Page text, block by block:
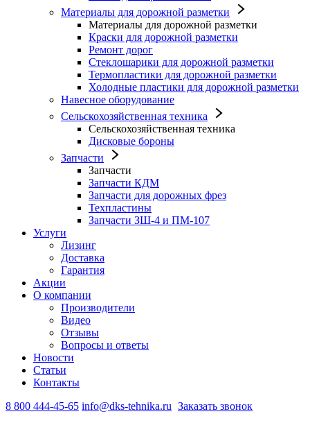
Материалы для дорожной разметки
Материалы для дорожной разметки
Краски для дорожной разметки
Ремонт дорог
Стеклошарики для дорожной разметки
Термопластики для дорожной разметки
Холодные пластики для дорожной разметки
Навесное оборудование
Сельскохозяйственная техника
Сельскохозяйственная техника
Дисковые бороны
Запчасти
Запчасти
Запчасти КДМ
Запчасти для дорожных фрез
Техпластины
Запчасти ЗШ-4 и ПМ-107
Услуги
Лизинг
Доставка
Гарантия
Акции
О компании
Производители
Видео
Отзывы
Вопросы и ответы
Новости
Статьи
Контакты
8 800 444-45-65 info@dks-tehnika.ru Заказать звонок